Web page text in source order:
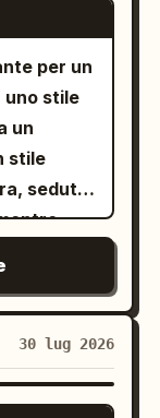
Surprise”
of
laterale
colori
whole
più
con
4
basso a
grigio
piccolo
del
al
a
9
brillante
color
di moda
una
GM,
e
Inu che
al
nero
roccioso
fiume blu
parte
alberi
azzurro
nuvola
per un
uno stile
un
stile
seduto
è
nere,
la
e una
30 lug 2026
IMAGE 2